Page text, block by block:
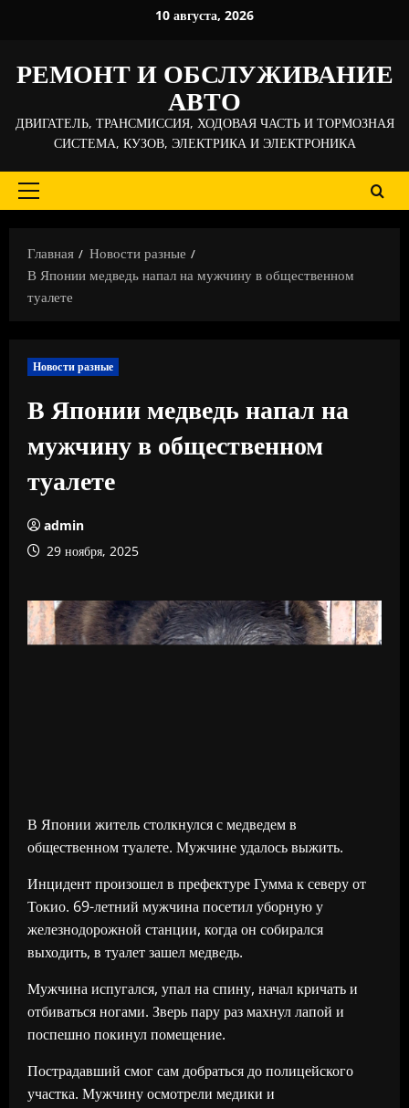
10 августа, 2026
РЕМОНТ И ОБСЛУЖИВАНИЕ
АВТО
ДВИГАТЕЛЬ, ТРАНСМИССИЯ, ХОДОВАЯ ЧАСТЬ И ТОРМОЗНАЯ
СИСТЕМА, КУЗОВ, ЭЛЕКТРИКА И ЭЛЕКТРОНИКА
Основное
Главная
Новости разные
В Японии медведь напал на мужчину в общественном
туалете
Новости разные
В Японии медведь напал на
мужчину в общественном
туалете
admin
29 ноября, 2025
В Японии житель столкнулся с медведем в
общественном туалете. Мужчине удалось выжить.
Инцидент произошел в префектуре Гумма к северу от
Токио. 69-летний мужчина посетил уборную у
железнодорожной станции, когда он собирался
выходить, в туалет зашел медведь.
Мужчина испугался, упал на спину, начал кричать и
отбиваться ногами. Зверь пару раз махнул лапой и
поспешно покинул помещение.
Пострадавший смог сам добраться до полицейского
участка. Мужчину осмотрели медики и